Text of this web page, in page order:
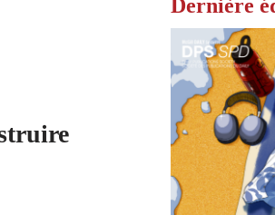
Dernière